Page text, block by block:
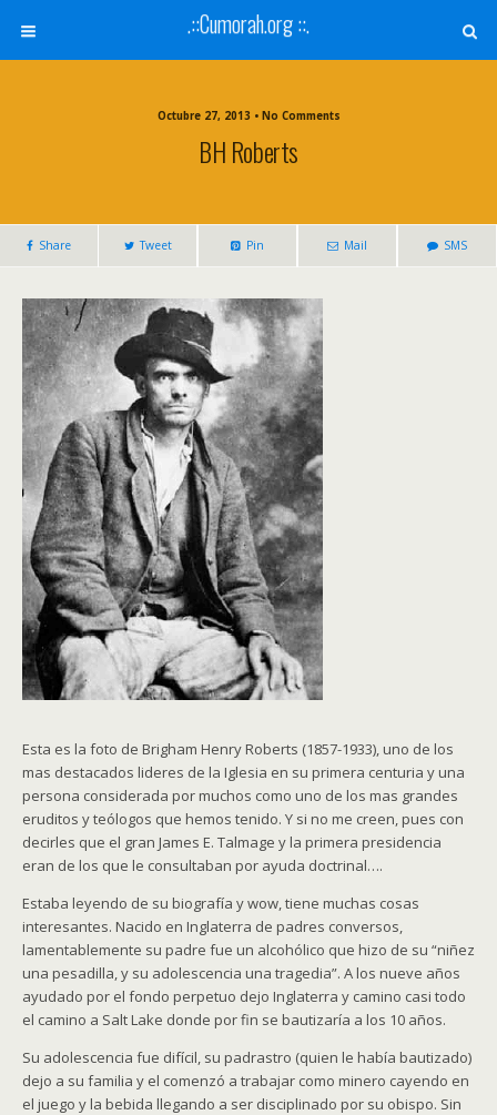
.::Cumorah.org ::.
Octubre 27, 2013 • No Comments
BH Roberts
Share Tweet Pin Mail SMS
Esta es la foto de Brigham Henry Roberts (1857-1933), uno de los
mas destacados lideres de la Iglesia en su primera centuria y una
persona considerada por muchos como uno de los mas grandes
eruditos y teólogos que hemos tenido. Y si no me creen, pues con
decirles que el gran James E. Talmage y la primera presidencia
eran de los que le consultaban por ayuda doctrinal….
Estaba leyendo de su biografía y wow, tiene muchas cosas
interesantes. Nacido en Inglaterra de padres conversos,
lamentablemente su padre fue un alcohólico que hizo de su “niñez
una pesadilla, y su adolescencia una tragedia”. A los nueve años
ayudado por el fondo perpetuo dejo Inglaterra y camino casi todo
el camino a Salt Lake donde por fin se bautizaría a los 10 años.
Su adolescencia fue difícil, su padrastro (quien le había bautizado)
dejo a su familia y el comenzó a trabajar como minero cayendo en
el juego y la bebida llegando a ser disciplinado por su obispo. Sin